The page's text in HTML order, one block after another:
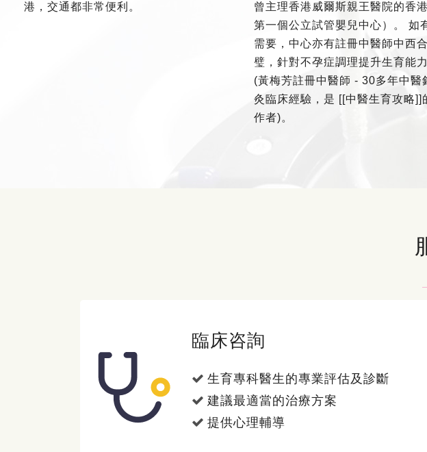
港，交通都非常便利。
曾主理香港威爾斯親王醫院的香港
第一個公立試管嬰兒中心）。 如
需要，中心亦有註冊中醫師中西合
璧，針對不孕症調理提升生育能力
(黃梅芳註冊中醫師 - 30多年中醫
灸臨床經驗，是 [[中醫生育攻略]]
作者)。
臨床咨詢
生育專科醫生的專業評估及診斷
建議最適當的治療方案
提供心理輔導